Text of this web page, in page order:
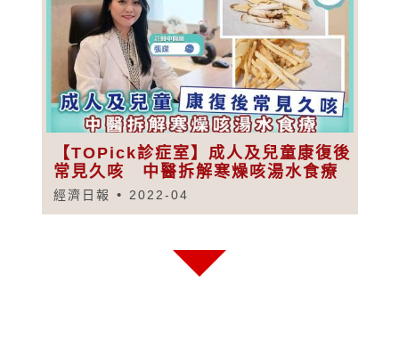
【TOPick診症室】成人及兒童康復後
常見久咳 中醫拆解寒燥咳湯水食療
經濟日報 2022-04